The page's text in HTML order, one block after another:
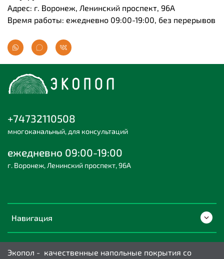
Адрес: г. Воронеж, Ленинский проспект, 96А
Время работы: ежедневно 09:00-19:00, без перерывов
Навигация
+74732110508
многоканальный, для консультаций
ежедневно 09:00-19:00
г. Воронеж, Ленинский проспект, 96А
Экопол - качественные напольные покрытия со